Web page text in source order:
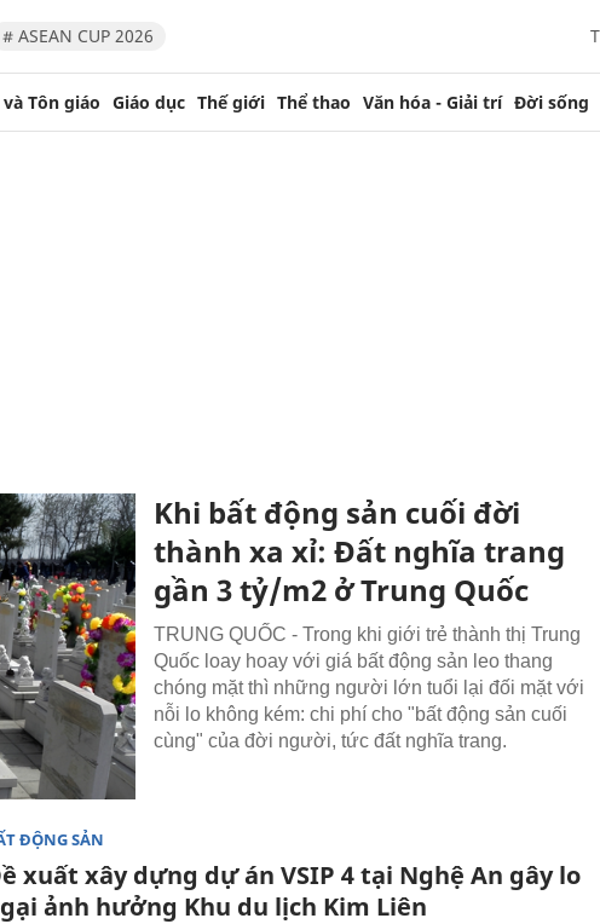
# ASEAN CUP 2026
Tôn giáo Giáo dục Thế giới Thể thao Văn hóa - Giải trí Đời sống
Khi bất động sản cuối đời
thành xa xỉ: Đất nghĩa trang
gần 3 tỷ/m2 ở Trung Quốc
TRUNG QUỐC - Trong khi giới trẻ thành thị Trung
Quốc loay hoay với giá bất động sản leo thang
chóng mặt thì những người lớn tuổi lại đối mặt với
nỗi lo không kém: chi phí cho "bất động sản cuối
cùng" của đời người, tức đất nghĩa trang.
ĐỘNG SẢN
xuất xây dựng dự án VSIP 4 tại Nghệ An gây lo
ảnh hưởng Khu du lịch Kim Liên